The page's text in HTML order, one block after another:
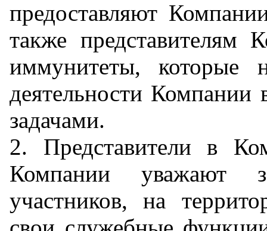
предоставляют
также представителям
иммунитеты, которые
деятельности Компании
задачами.
2. Представители в
Компании уважают
участников, на